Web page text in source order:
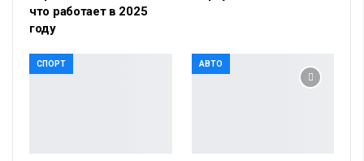
что работает в 2025
году
СПОРТ АВТО